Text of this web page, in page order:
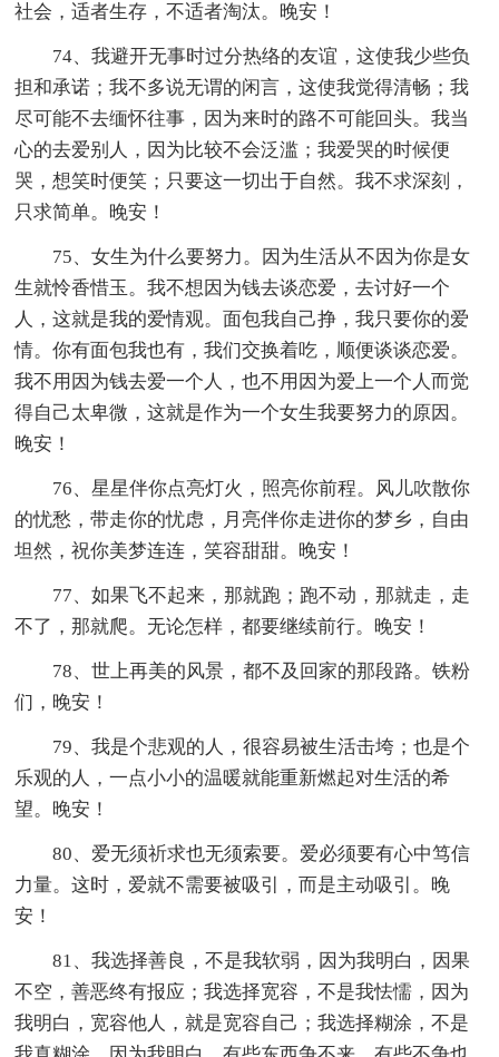
社会，适者生存，不适者淘汰。晚安！
74、我避开无事时过分热络的友谊，这使我少些负
担和承诺；我不多说无谓的闲言，这使我觉得清畅；我
尽可能不去缅怀往事，因为来时的路不可能回头。我当
心的去爱别人，因为比较不会泛滥；我爱哭的时候便
哭，想笑时便笑；只要这一切出于自然。我不求深刻，
只求简单。晚安！
75、女生为什么要努力。因为生活从不因为你是女
生就怜香惜玉。我不想因为钱去谈恋爱，去讨好一个
人，这就是我的爱情观。面包我自己挣，我只要你的爱
情。你有面包我也有，我们交换着吃，顺便谈谈恋爱。
我不用因为钱去爱一个人，也不用因为爱上一个人而觉
得自己太卑微，这就是作为一个女生我要努力的原因。
晚安！
76、星星伴你点亮灯火，照亮你前程。风儿吹散你
的忧愁，带走你的忧虑，月亮伴你走进你的梦乡，自由
坦然，祝你美梦连连，笑容甜甜。晚安！
77、如果飞不起来，那就跑；跑不动，那就走，走
不了，那就爬。无论怎样，都要继续前行。晚安！
78、世上再美的风景，都不及回家的那段路。铁粉
们，晚安！
79、我是个悲观的人，很容易被生活击垮；也是个
乐观的人，一点小小的温暖就能重新燃起对生活的希
望。晚安！
80、爱无须祈求也无须索要。爱必须要有心中笃信
力量。这时，爱就不需要被吸引，而是主动吸引。晚
安！
81、我选择善良，不是我软弱，因为我明白，因果
不空，善恶终有报应；我选择宽容，不是我怯懦，因为
我明白，宽容他人，就是宽容自己；我选择糊涂，不是